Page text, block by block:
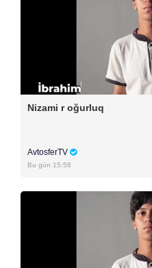
Nizami r oğurluq
AvtosferTV
Bu gün 15:58